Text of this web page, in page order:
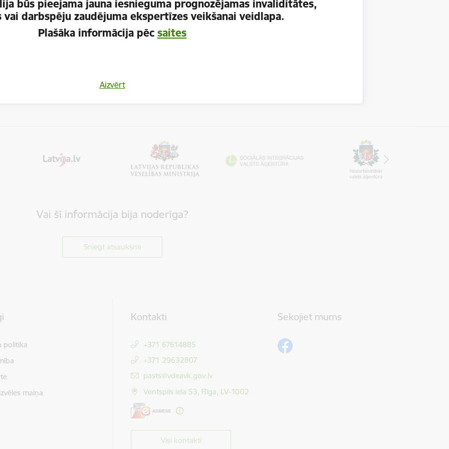
būs pieejama jauna iesnieguma prognozējamas invaliditātes,
darbspēju zaudējuma ekspertīzes veikšanai veidlapa.
Plašāka informācija pēc saites
Aizvērt
politika
Vai šī informācija bija noderīga?
Sniegt atsauksmi
politika
maiņa
Kontakti
+371 67614885
+371 29632807
E-pasts:
pasts@vdeavk.gov.lv
Ventspils iela 53, Rīga, LV-1002
Visi kontakti
Sekojiet mums